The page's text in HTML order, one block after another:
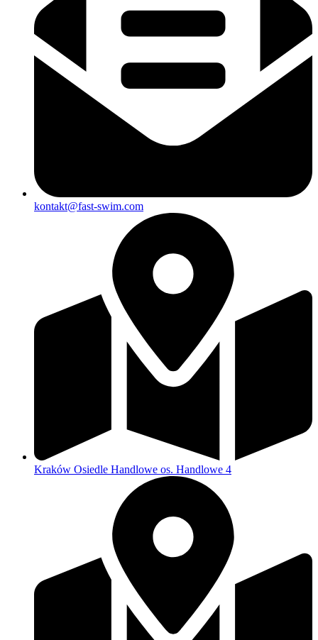
kontakt@fast-swim.com
Kraków Osiedle Handlowe os. Handlowe 4